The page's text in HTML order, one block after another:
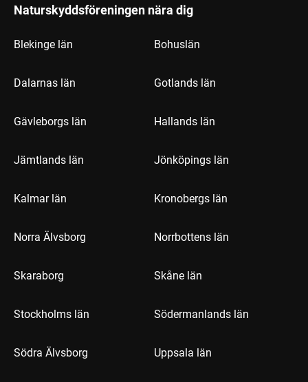
Naturskyddsföreningen nära dig
Blekinge län Bohuslän
Dalarnas län Gotlands län
Gävleborgs län Hallands län
Jämtlands län Jönköpings län
Kalmar län Kronobergs län
Norra Älvsborg Norrbottens län
Skaraborg Skåne län
Stockholms län Södermanlands län
Södra Älvsborg Uppsala län